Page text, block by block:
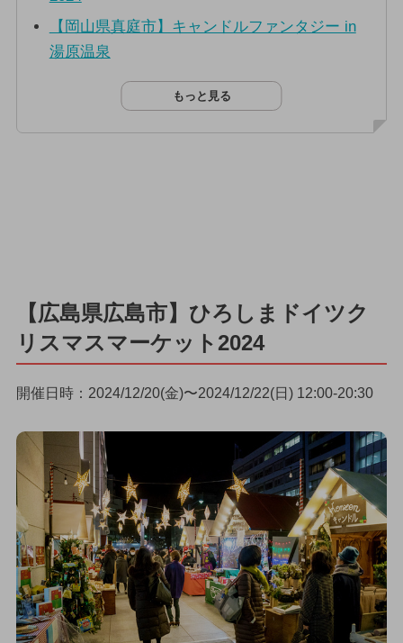
【岡山県真庭市】キャンドルファンタジー in
湯原温泉
もっと見る
【広島県広島市】ひろしまドイツク
リスマスマーケット2024
開催日時：2024/12/20(金)〜2024/12/22(日) 12:00-20:30